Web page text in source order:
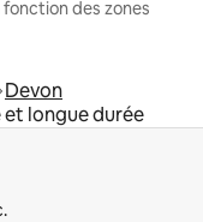
des zones
Devon
longue durée